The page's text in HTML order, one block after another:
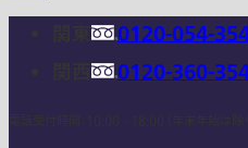
0120-054-
0120-360-